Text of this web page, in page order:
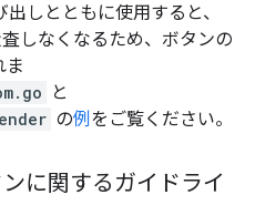
出しとともに使用すると、
しなくなるため、ボタンの
ま
と
の例 をご覧ください。
に関するガイドライ